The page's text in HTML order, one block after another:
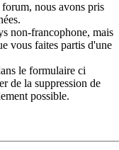
forum, nous avons pris
non-francophone, mais
vous faites partis d'une
le formulaire ci
de la suppression de
possible.